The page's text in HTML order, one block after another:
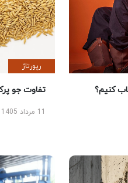
کنیم؟
رپورتاژ
تفاوت جو